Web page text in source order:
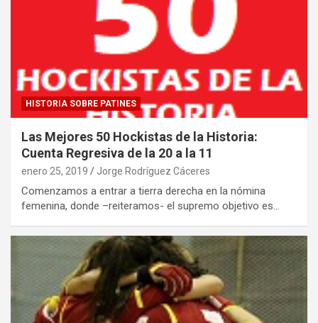
HISTORIA SOBRE PATINES
Las Mejores 50 Hockistas de la Historia:
Cuenta Regresiva de la 20 a la 11
enero 25, 2019 Jorge Rodríguez Cáceres
Comenzamos a entrar a tierra derecha en la nómina
femenina, donde –reiteramos- el supremo objetivo es…